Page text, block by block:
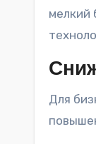
мелкий
Для